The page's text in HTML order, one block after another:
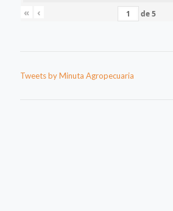
« ‹ de5
Tweets by Minuta Agropecuaria